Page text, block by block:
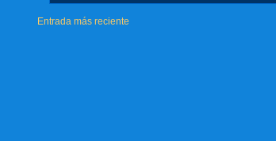
Entrada más reciente